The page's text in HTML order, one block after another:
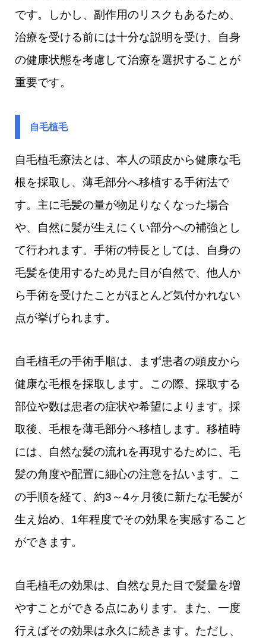
です。しかし、副作用のリスクもあるため、
治療を受ける前には十分な説明を受け、自身
の健康状態を考慮して治療を選択することが
重要です。
自毛植毛
自毛植毛療法とは、本人の頭皮から健康な毛
根を採取し、薄毛部分へ移植する手術法で
す。主に毛髪の量が物足りなくなった場合
や、自然に髪が生えにくい部分への補強とし
て行われます。手術の特長としては、自身の
毛髪を使用するため見た目が自然で、他人か
ら手術を受けたことがほとんど気付かれない
点が挙げられます。
自毛植毛の手術手順は、まず患者の頭皮から
健康な毛根を採取します。この際、採取する
部位や数は患者の症状や希望によります。採
取後、毛根を薄毛部分へ移植します。移植時
には、自然な髪の流れを再現するために、毛
髪の角度や配置に細心の注意を払います。こ
の手順を経て、約3～4ヶ月後に新たな毛髪が
生え始め、1年程度でその効果を実感すること
ができます。
自毛植毛の効果は、自然な見た目で髪量を増
やすことができる点にあります。また、一度
行えばその効果は永久に続きます。ただし、